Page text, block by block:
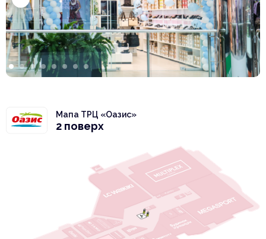
Мапа ТРЦ «Оазис»
2 поверх